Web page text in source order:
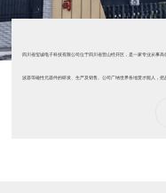
四川省玺诚电子科技有限公司位于四川省营山经开区，是一家专业从事
波器等磁性元器件的研发、生产及销售。公司广纳世界各地贤才能人，